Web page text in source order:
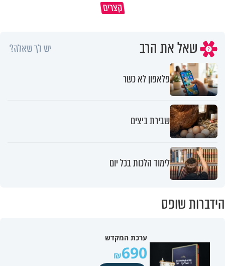
קצריםתשובה של עם שלם - צבי יחזקאלי
שאל את הרב יש לך שאלה?
פלאפון לא כשר
שבירת ביצים
לימוד הלכות בכל יום
הידברות שופס
ערכת המקדש
690